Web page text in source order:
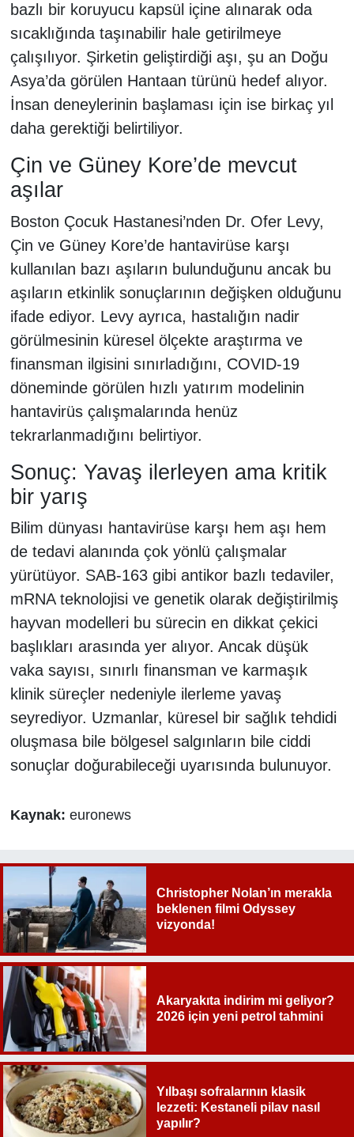
bazlı bir koruyucu kapsül içine alınarak oda
sıcaklığında taşınabilir hale getirilmeye
çalışılıyor. Şirketin geliştirdiği aşı, şu an Doğu
Asya’da görülen Hantaan türünü hedef alıyor.
İnsan deneylerinin başlaması için ise birkaç yıl
daha gerektiği belirtiliyor.
Çin ve Güney Kore’de mevcut
aşılar
Boston Çocuk Hastanesi’nden Dr. Ofer Levy,
Çin ve Güney Kore’de hantavirüse karşı
kullanılan bazı aşıların bulunduğunu ancak bu
aşıların etkinlik sonuçlarının değişken olduğunu
ifade ediyor. Levy ayrıca, hastalığın nadir
görülmesinin küresel ölçekte araştırma ve
finansman ilgisini sınırladığını, COVID-19
döneminde görülen hızlı yatırım modelinin
hantavirüs çalışmalarında henüz
tekrarlanmadığını belirtiyor.
Sonuç: Yavaş ilerleyen ama kritik
bir yarış
Bilim dünyası hantavirüse karşı hem aşı hem
de tedavi alanında çok yönlü çalışmalar
yürütüyor. SAB-163 gibi antikor bazlı tedaviler,
mRNA teknolojisi ve genetik olarak değiştirilmiş
hayvan modelleri bu sürecin en dikkat çekici
başlıkları arasında yer alıyor. Ancak düşük
vaka sayısı, sınırlı finansman ve karmaşık
klinik süreçler nedeniyle ilerleme yavaş
seyrediyor. Uzmanlar, küresel bir sağlık tehdidi
oluşmasa bile bölgesel salgınların bile ciddi
sonuçlar doğurabileceği uyarısında bulunuyor.
Kaynak: euronews
Christopher Nolan’ın merakla
beklenen filmi Odyssey
vizyonda!
Akaryakıta indirim mi geliyor?
2026 için yeni petrol tahmini
Yılbaşı sofralarının klasik
lezzeti: Kestaneli pilav nasıl
yapılır?